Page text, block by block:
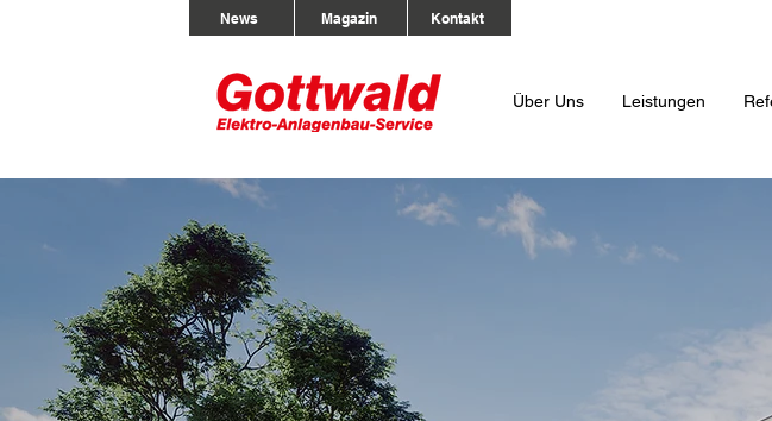
Magazin
News Kontakt
Über Uns Leistungen